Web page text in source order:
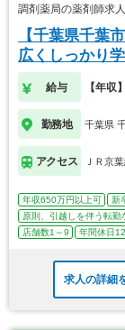
調剤薬局の薬剤師求
【千葉県千葉
広くしっかり
給与 【年
勤務地 千葉県
アクセス ＪＲ京
年収650万円以上可 新
原則、引越しを伴う転勤
店舗数1～9
年間休日
求人の詳細